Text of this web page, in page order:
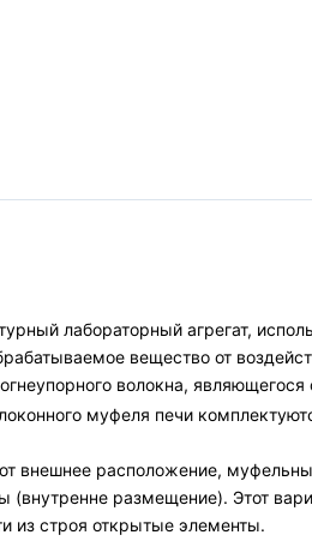
лабораторный агрегат,
вещество от
волокна,
муфеля печи
внешнее расположение,
размещение). Этот
из строя открытые элементы.